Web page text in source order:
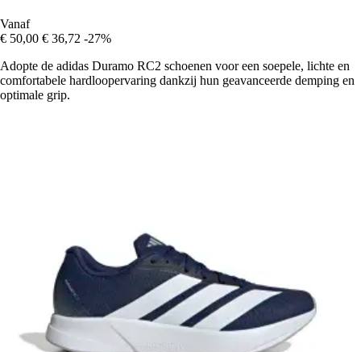
Vanaf
€ 50,00 € 36,72 -27%
Adopte de adidas Duramo RC2 schoenen voor een soepele, lichte en
comfortabele hardloopervaring dankzij hun geavanceerde demping en
optimale grip.